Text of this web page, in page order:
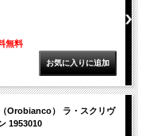
無料
Orobianco） ラ・スクリヴ
1953010